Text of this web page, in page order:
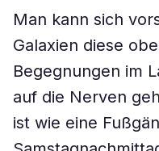
Man kann sich
Galaxien diese
Begegnungen im
auf die Nerven
ist wie eine